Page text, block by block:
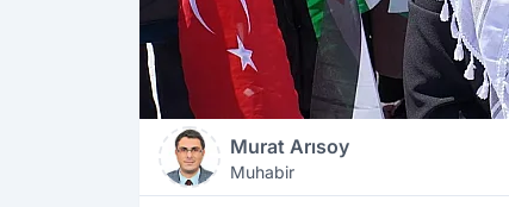
Murat Arısoy
Muhabir